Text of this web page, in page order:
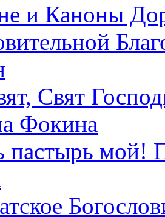
и Каноны
Свят
Фокина
пастырь мой!